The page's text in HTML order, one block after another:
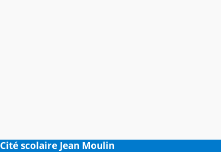
Cité scolaire Jean Moulin